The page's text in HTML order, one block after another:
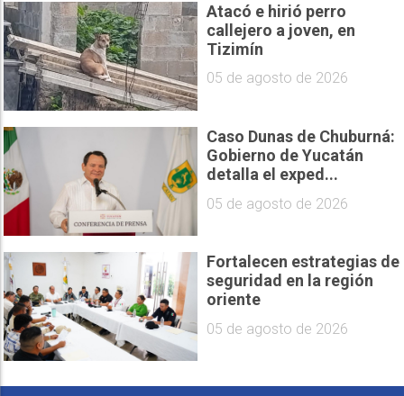
Atacó e hirió perro
callejero a joven, en
Tizimín
05 de agosto de 2026
Caso Dunas de Chuburná:
Gobierno de Yucatán
detalla el exped...
05 de agosto de 2026
Fortalecen estrategias de
seguridad en la región
oriente
05 de agosto de 2026